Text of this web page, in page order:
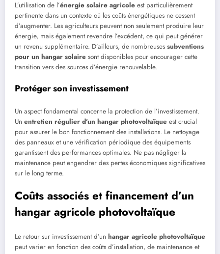
L’utilisation de l’énergie solaire agricole est particulièrement
pertinente dans un contexte où les coûts énergétiques ne cessent
d’augmenter. Les agriculteurs peuvent non seulement produire leur
énergie, mais également revendre l’excédent, ce qui peut générer
un revenu supplémentaire. D’ailleurs, de nombreuses subventions
pour un hangar solaire sont disponibles pour encourager cette
transition vers des sources d’énergie renouvelable.
Protéger son investissement
Un aspect fondamental concerne la protection de l’investissement.
Un entretien régulier d’un hangar photovoltaïque est crucial
pour assurer le bon fonctionnement des installations. Le nettoyage
des panneaux et une vérification périodique des équipements
garantissent des performances optimales. Ne pas négliger la
maintenance peut engendrer des pertes économiques significatives
sur le long terme.
Coûts associés et financement d’un
hangar agricole photovoltaïque
Le retour sur investissement d’un hangar agricole photovoltaïque
peut varier en fonction des coûts d’installation, de maintenance et